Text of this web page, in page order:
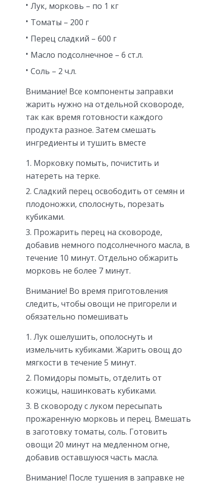
Лук, морковь – по 1 кг
Томаты – 200 г
Перец сладкий – 600 г
Масло подсолнечное – 6 ст.л.
Соль – 2 ч.л.
Внимание! Все компоненты заправки
жарить нужно на отдельной сковороде,
так как время готовности каждого
продукта разное. Затем смешать
ингредиенты и тушить вместе
Морковку помыть, почистить и
натереть на терке.
Сладкий перец освободить от семян и
плодоножки, сполоснуть, порезать
кубиками.
Прожарить перец на сковороде,
добавив немного подсолнечного масла, в
течение 10 минут. Отдельно обжарить
морковь не более 7 минут.
Внимание! Во время приготовления
следить, чтобы овощи не пригорели и
обязательно помешивать
Лук ошелушить, ополоснуть и
измельчить кубиками. Жарить овощ до
мягкости в течение 5 минут.
Помидоры помыть, отделить от
кожицы, нашинковать кубиками.
В сковороду с луком пересыпать
прожаренную морковь и перец. Вмешать
в заготовку томаты, соль. Готовить
овощи 20 минут на медленном огне,
добавив оставшуюся часть масла.
Внимание! После тушения в заправке не